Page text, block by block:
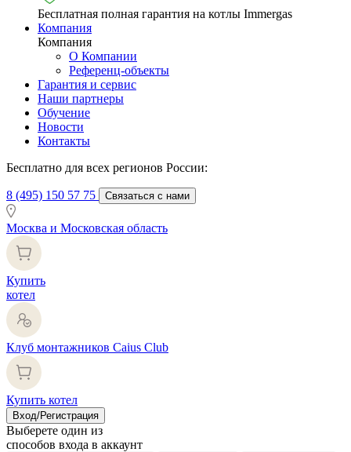
Бесплатная полная гарантия на котлы Immergas
Компания
Компания
О Компании
Референц-объекты
Гарантия и сервис
Наши партнеры
Обучение
Новости
Контакты
Бесплатно для всех регионов России:
8 (495) 150 57 75 Связаться с нами
Москва и Московская область
Купить
котел
Клуб монтажников Caius Club
Купить котел
Вход/Регистрация
Выберете один из
способов входа в аккаунт